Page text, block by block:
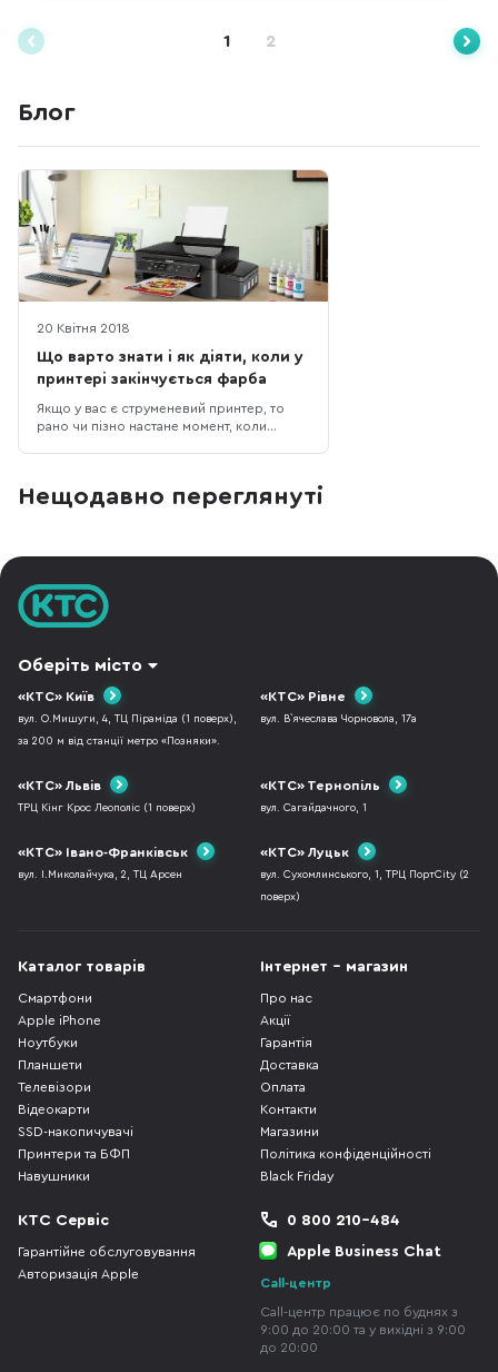
1 2
Блог
20 Квітня 2018
Що варто знати і як діяти, коли у
принтері закінчується фарба
Якщо у вас є струменевий принтер, то
рано чи пізно настане момент, коли
питання: що трапиться, якщо не зважати
Нещодавно переглянуті
Оберіть місто
«КТС» Київ
вул. О.Мишуги, 4, ТЦ Піраміда (1 поверх),
за 200 м від станції метро «Позняки».
«КТС» Рівне
вул. В`ячеслава Чорновола, 17а
«КТС» Львів
ТРЦ Кінг Крос Леополіс (1 поверх)
«КТС» Тернопіль
вул. Сагайдачного, 1
«КТС» Івано-Франківськ
вул. І.Миколайчука, 2, ТЦ Арсен
«КТС» Луцьк
вул. Сухомлинського, 1, ТРЦ ПортCity (2
поверх)
Каталог товарів
Смартфони
Apple iPhone
Ноутбуки
Планшети
Телевізори
Відеокарти
SSD-накопичувачі
Принтери та БФП
Навушники
Інтернет - магазин
Про нас
Акції
Гарантія
Доставка
Оплата
Контакти
Магазини
Політика конфіденційності
Black Friday
КТС Сервіс
Гарантійне обслуговування
Авторизація Apple
0 800 210-484
Apple Business Chat
Call-центр
Call-центр працює по буднях з
9:00 до 20:00 та у вихідні з 9:00
до 20:00